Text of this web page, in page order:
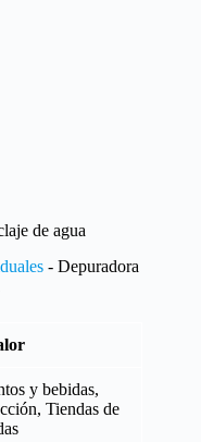
de agua
- Depuradora
y bebidas,
Tiendas de